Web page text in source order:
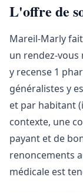
L'offre de
Mareil-Marly
un rendez-vous
y recense 1
généralistes y
et par habitant
contexte, une
payant et de
renoncements
médicale est